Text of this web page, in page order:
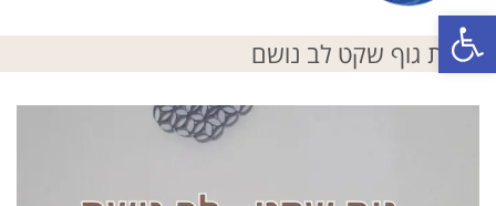
פתח סרגל נגישות
סדנת גוף שקט לב נושם